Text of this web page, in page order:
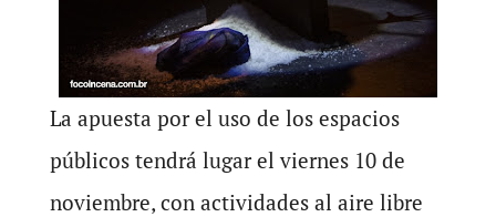
La apuesta por el uso de los espacios
públicos tendrá lugar el viernes 10 de
noviembre, con actividades al aire libre